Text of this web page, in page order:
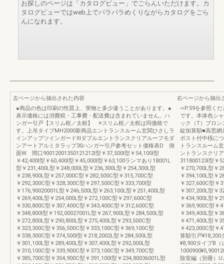
お探しのページは「カタログビュー」でごらんいただけます。カ
タログビューではweb上でパラパラめくりながらカタログをごら
んになれます。
左ページから抽出された内容
●商品の色は印刷の性質上、実物と多少違うことがあります。●
表示価格には消費税・工事費・配送費は含まれていません。ハ
ンガー引戸【スリム框／太框】 ※スリム框／太框は同価格で
す。上吊タイプMH2000新商品エントランスルーム玄関ひさしラ
インアップツインガードⅢダブルエントランスクリアルーフモダ
ンアートアルミタラップ30ハンガー引戸参考セット価格表D 側
面W 間口90012001350121212I型￥37,500I型￥54,100I型
￥42,400I型￥60,400I型￥45,000I型￥63,100ランマあり18001L
型￥231,400L型￥248,000L型￥236,300L型￥254,300L型
￥238,900L型￥257,000C型￥282,500C型￥315,700C型
￥292,300C型￥328,300C型￥297,500C型￥333,700I型
￥176,90020001L型￥246,500L型￥263,100L型￥251,400L型
￥269,400L型￥254,000L型￥272,100C型￥297,600C型
￥330,800C型￥307,400C型￥343,400C型￥312,600C型
￥348,800I型￥192,00027001L型￥267,900L型￥284,500L型
￥272,800L型￥290,800L型￥275,400L型￥293,500C型
￥323,300C型￥356,500C型￥333,100C型￥369,100C型
￥338,300C型￥374,500I型￥218,2002L型￥284,500L型
￥301,100L型￥289,400L型￥307,400L型￥292,000L型
￥310,100C型￥339,900C型￥373,100C型￥349,700C型
￥385,700C型￥354,900C型￥391,100I型￥234,80036001L型
右ページから抽出
⇨P.59を参照くだ
です。本体色シ
ック（T）ブロ
錠加算額■高窓
ポスト付中桟に
トランスルーム
ントランスクリ
311800123I型￥
￥270,700L型￥
￥394,100L型￥
￥327,600C型￥
￥307,200L型￥
￥434,900L型￥
￥369,900C型￥
￥349,400L型￥
￥471,400L型￥
￥423,000C型￥
算額引戸¥18,200
¥8,900タイプB（
除室編（別冊）